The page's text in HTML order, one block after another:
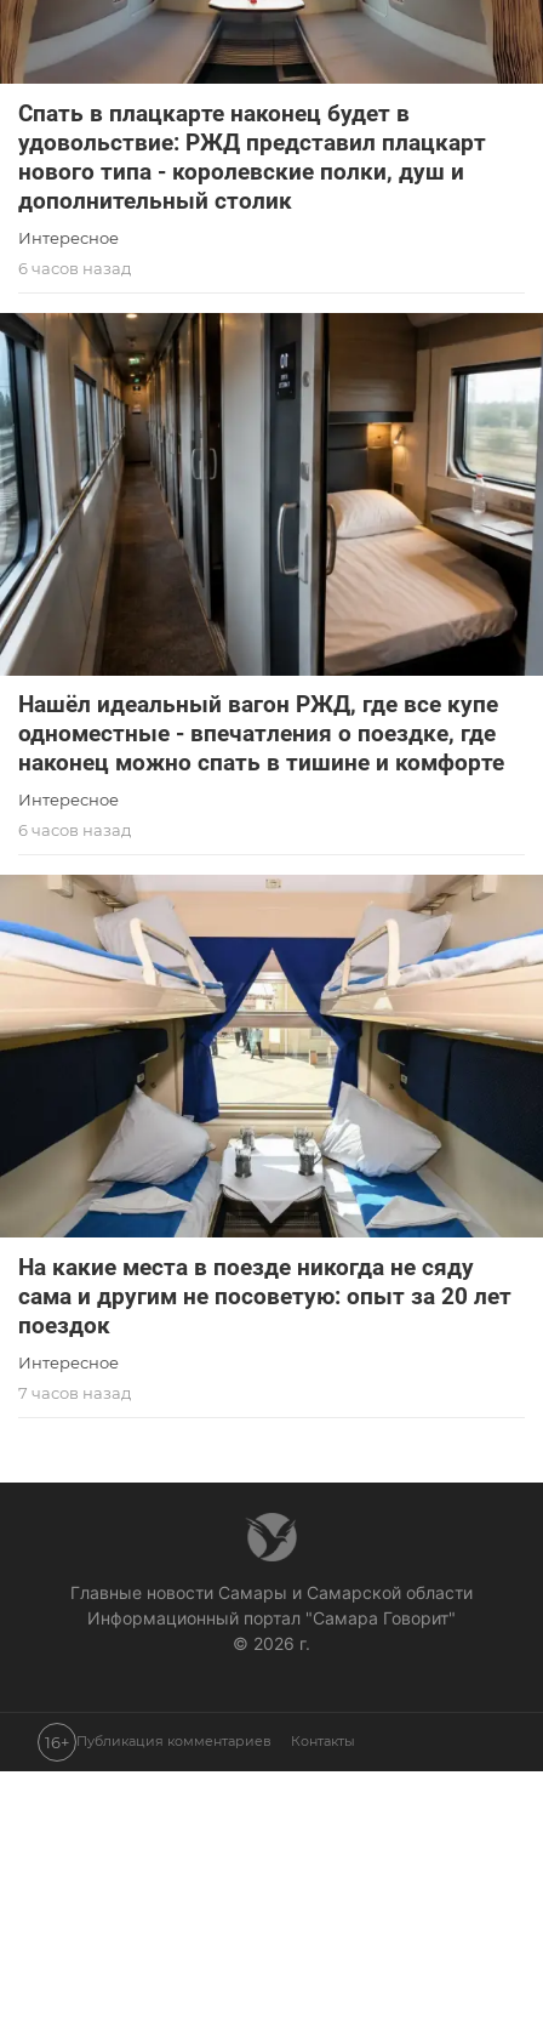
Спать в плацкарте наконец будет в
удовольствие: РЖД представил плацкарт
нового типа - королевские полки, душ и
дополнительный столик
Интересное
6 часов назад
Нашёл идеальный вагон РЖД, где все купе
одноместные - впечатления о поездке, где
наконец можно спать в тишине и комфорте
Интересное
6 часов назад
На какие места в поезде никогда не сяду
сама и другим не посоветую: опыт за 20 лет
поездок
Интересное
7 часов назад
Главные новости Самары и Самарской области
Информационный портал "Самара Говорит"
© 2026 г.
16+ Публикация комментариев Контакты